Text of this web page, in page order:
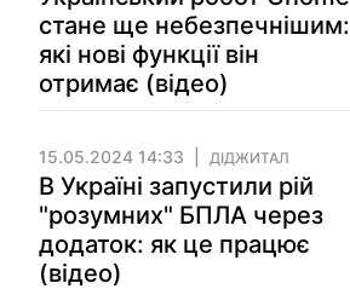
стане ще небезпечнішим:
які нові функції він
отримає (відео)
15.05.2024 14:33 ДІДЖИТАЛ
В Україні запустили рій
"розумних" БПЛА через
додаток: як це працює
(відео)